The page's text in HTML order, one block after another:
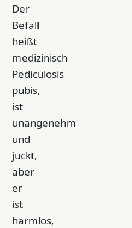
Der
Befall
heißt
medizinisch
Pediculosis
pubis,
ist
unangenehm
und
juckt,
aber
er
ist
harmlos,